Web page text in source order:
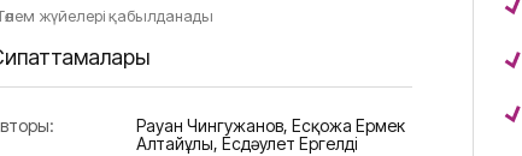
жүйелері қабылданады
Рауан Чингужанов, Есқожа Ермек
Алтайұлы, Есдәулет Ергелді